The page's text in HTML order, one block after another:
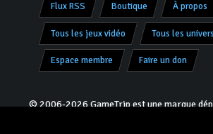
Flux RSS Boutique À propos
Tous les jeux vidéo Tous les univers
Espace membre Faire un don
© 2006-2026 GameTrip est une marque